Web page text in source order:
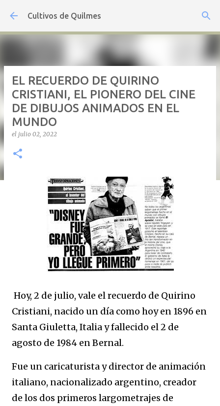
Ir al contenido principal
Cultivos de Quilmes
EL RECUERDO DE QUIRINO
CRISTIANI, EL PIONERO DEL CINE
DE DIBUJOS ANIMADOS EN EL
MUNDO
el julio 02, 2022
Hoy, 2 de julio, vale el recuerdo de Quirino
Cristiani, nacido un día como hoy en 1896 en
Santa Giuletta, Italia y fallecido el 2 de
agosto de 1984 en Bernal.
Fue un caricaturista y director de animación
italiano, nacionalizado argentino, creador
de los dos primeros largometrajes de